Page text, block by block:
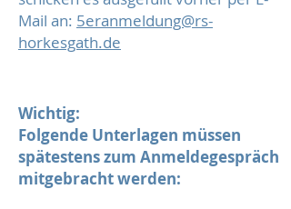
Mail an: 5eranmeldung@rs-
horkesgath.de
Wichtig:
Folgende Unterlagen müssen
spätestens zum Anmeldegespräch
mitgebracht werden: